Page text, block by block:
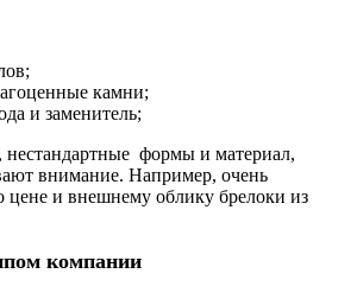
камни;
и заменитель;
нестандартные формы и материал,
внимание. Например, очень
цене и внешнему облику брелоки из
компании